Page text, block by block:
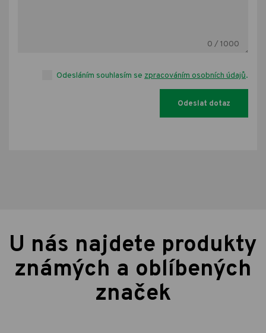
0 / 1000
Odesláním souhlasím se zpracováním osobních údajů.
U nás najdete produkty
známých a oblíbených
značek